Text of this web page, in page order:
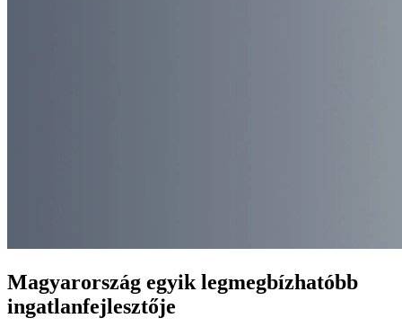
Magyarország egyik legmegbízhatóbb
ingatlanfejlesztője